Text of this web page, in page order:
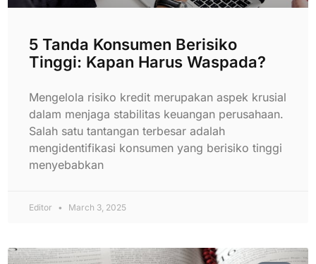
5 Tanda Konsumen Berisiko
Tinggi: Kapan Harus Waspada?
Mengelola risiko kredit merupakan aspek krusial
dalam menjaga stabilitas keuangan perusahaan.
Salah satu tantangan terbesar adalah
mengidentifikasi konsumen yang berisiko tinggi
menyebabkan
Editor March 3, 2025